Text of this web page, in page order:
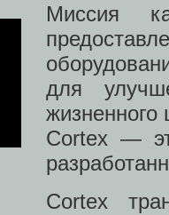
Миссия
для
жизненного
Cortex —
Cortex